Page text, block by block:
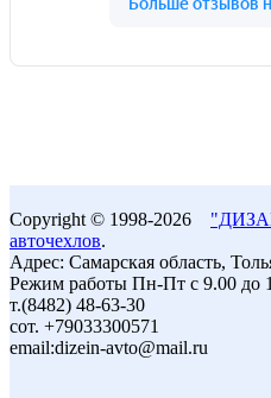
Copyright © 1998-2026
авточехлов.
Адрес: Самарская область,
Режим работы Пн-Пт с 9.00 до
т.(8482) 48-63-30
сот. +79033300571
email:dizein-avto@mail.ru